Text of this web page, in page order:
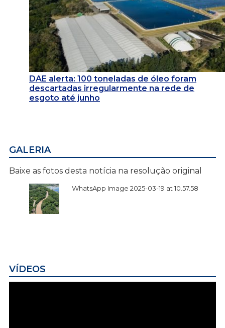
DAE alerta: 100 toneladas de óleo foram
descartadas irregularmente na rede de
esgoto até junho
GALERIA
Baixe as fotos desta notícia na resolução original
WhatsApp Image 2025-03-19 at 10.57.58
VÍDEOS